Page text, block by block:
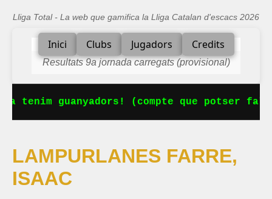
Lliga Total - La web que gamifica la Lliga Catalan d'escacs 2026
Inici Clubs Jugadors Credits
Resultats 9a jornada carregats (provisional)
tenim guanyadors! (compte que potser
LAMPURLANES FARRE,
ISAAC